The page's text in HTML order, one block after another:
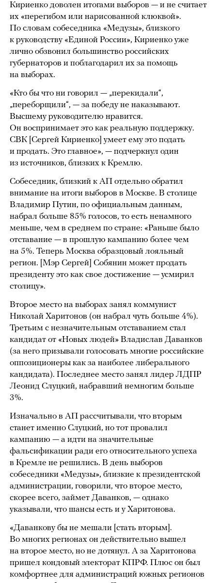
Кириенко доволен итогами выборов — и не считает
их «перегибом или нарисованной клюквой».
По словам собеседника «Медузы», близкого
к руководству «Единой России», Кириенко уже
лично обзвонил большинство российских
губернаторов и поблагодарил их за помощь
на выборах.
«Кто бы что ни говорил — „перекидали“,
„переборщили“, — за победу не наказывают.
Высшему руководителю нравится.
Он воспринимает это как реальную поддержку.
СВК [Сергей Кириенко] умеет ему это подать
и продать. Это главное», — подчеркнул один
из источников, близких к Кремлю.
Собеседник, близкий к АП отдельно обратил
внимание на итоги выборов в Москве. В столице
Владимир Путин, по официальным данным,
набрал больше 85% голосов, то есть ненамного
меньше, чем в среднем по стране: «Раньше было
отставание — в прошлую кампанию более чем
на 5%. Теперь Москва образцовый лояльный
регион. [Мэр Сергей] Собянин может продать
президенту это как свое достижение — усмирил
столицу».
Второе место на выборах занял коммунист
Николай Харитонов (он набрал чуть больше 4%).
Третьим с незначительным отставанием стал
кандидат от «Новых людей» Владислав Даванков
(за него призывали голосовать многие российские
оппозиционеры как за наиболее либерального
кандидата). Последнее место занял лидер ЛДПР
Леонид Слуцкий, набравший немногим больше
3%.
Изначально в АП рассчитывали, что вторым
станет именно Слуцкий, но тот провалил
кампанию — а идти на значительные
фальсификации ради его относительного успеха
в Кремле не решились. В день выборов
собеседники «Медузы», близкие к президентской
администрации, говорили, что второе место,
скорее всего, займет Даванков, — однако
указывали, что шансы есть и у Харитонова.
«Даванкову бы не мешали [стать вторым].
Во многих регионах он действительно вышел
на второе место, но не дотянул. А за Харитонова
пришел кондовый электорат КПРФ. Плюс он был
комфортнее для администраций южных регионов